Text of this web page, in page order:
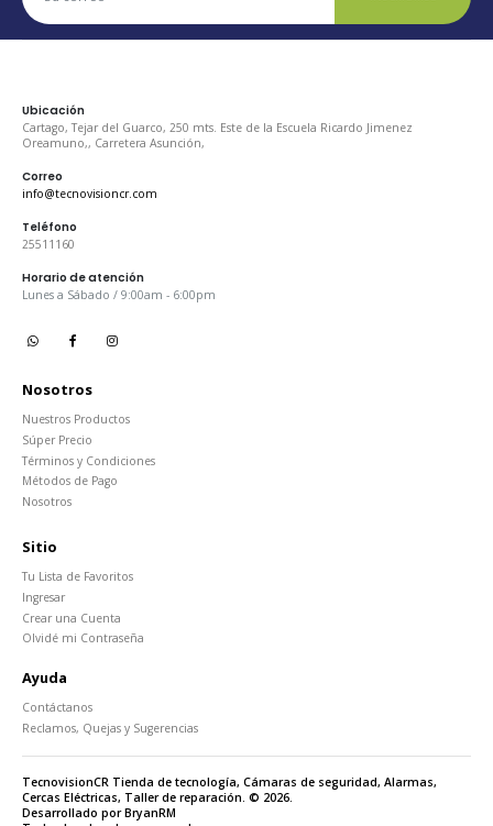
Ubicación
Cartago, Tejar del Guarco, 250 mts. Este de la Escuela Ricardo Jimenez
Oreamuno,, Carretera Asunción,
Correo
info@tecnovisioncr.com
Teléfono
25511160
Horario de atención
Lunes a Sábado / 9:00am - 6:00pm
Nosotros
Nuestros Productos
Súper Precio
Términos y Condiciones
Métodos de Pago
Nosotros
Sitio
Tu Lista de Favoritos
Ingresar
Crear una Cuenta
Olvidé mi Contraseña
Ayuda
Contáctanos
Reclamos, Quejas y Sugerencias
TecnovisionCR Tienda de tecnología, Cámaras de seguridad, Alarmas,
Cercas Eléctricas, Taller de reparación. © 2026.
Desarrollado por BryanRM